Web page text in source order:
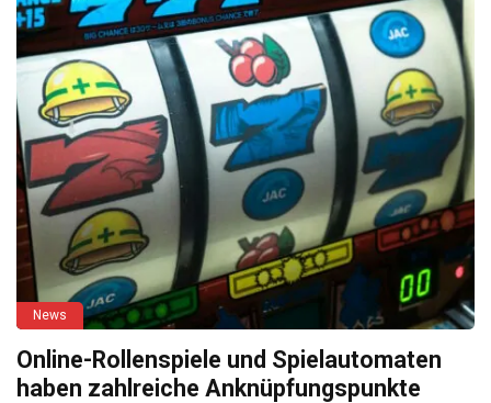
News
Online-Rollenspiele und Spielautomaten
haben zahlreiche Anknüpfungspunkte